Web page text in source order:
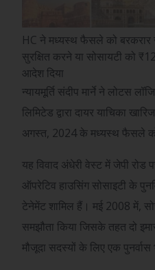
HC ने मध्यस्थ फैसले को बरकरार
सुरक्षित करने या सोसायटी को
आदेश दिया
न्यायमूर्ति संदीप मार्ने ने लोटस
लिमिटेड द्वारा दायर याचिका
अगस्त, 2024 के मध्यस्थ फैसले को
यह विवाद अंधेरी वेस्ट में जेपी रोड
ऑपरेटिव हाउसिंग सोसाइटी के
टेनेमेंट शामिल हैं। मई 2008 में,
समझौता किया जिसके तहत दो
मौजूदा सदस्यों के लिए एक